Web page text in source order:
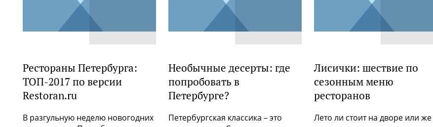
Рестораны Петербурга:
ТОП-2017 по версии
Restoran.ru
В разгульную неделю новогодних
Необычные десерты: где
попробовать в
Петербурге?
Петербургская классика – это
Лисички: шествие по
сезонным меню
ресторанов
Лето ли стоит на дворе или же